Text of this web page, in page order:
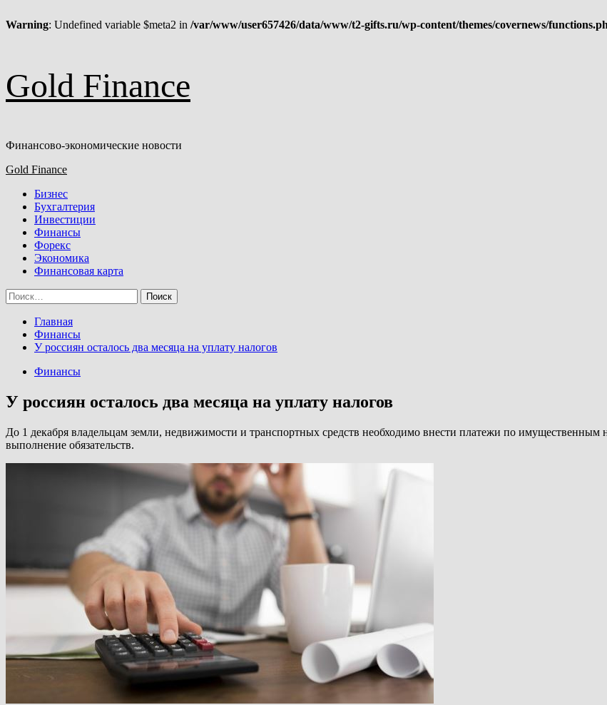
Warning: Undefined variable $meta2 in /var/www/user657426/data/www/t2-gifts.ru/wp-content/themes/covernews/
к
содержимому
Gold Finance
Финансово-экономические новости
Основное
Gold Finance
Бизнес
Бухгалтерия
Инвестиции
Финансы
Форекс
Экономика
Финансовая карта
Найти:
Главная
Финансы
У россиян осталось два месяца на уплату налогов
Финансы
У россиян осталось два месяца на уплату налогов
До 1 декабря владельцам земли, недвижимости и транспортных средств необходимо внести платежи по имущественным
выполнение обязательств.